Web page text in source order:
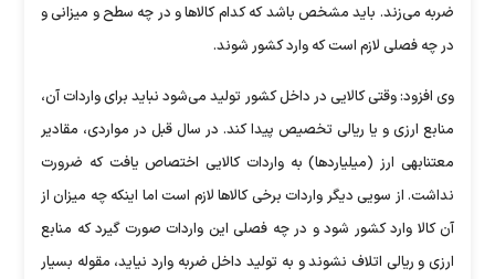
ضربه می‌زند. باید مشخص باشد که کدام کالاها و در چه سطح و میزانی و
در چه فصلی لازم است که وارد کشور شوند.
وی افزود: وقتی کالایی در داخل کشور تولید می‌شود نباید برای واردات آن،
منابع ارزی و یا ریالی تخصیص پیدا کند. در سال قبل در مواردی، مقادیر
معتنابهی ارز (میلیاردها) به واردات کالایی اختصاص یافت که ضرورت
نداشت. از سویی دیگر واردات برخی کالاها لازم است اما اینکه چه میزان از
آن کالا وارد کشور شود و در چه فصلی این واردات صورت گیرد که منابع
ارزی و ریالی اتلاف نشوند و به تولید داخل ضربه وارد نیاید، مقوله بسیار